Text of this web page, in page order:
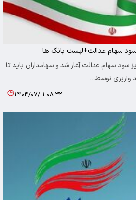
سود سهام عدالت+لیست بانک ها
سود سهام عدالت آغاز شد و سهامداران باید تا
واریزی توسط…
۱۴۰۴/۰۷/۱۱ ۰۸:۳۲